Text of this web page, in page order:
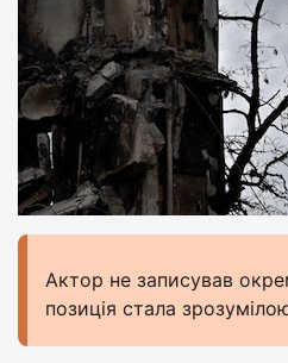
Актор не записував
позиція стала